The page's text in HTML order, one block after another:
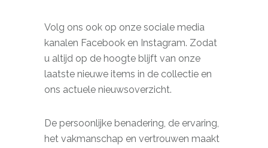
Volg ons ook op onze sociale media
kanalen Facebook en Instagram. Zodat
u altijd op de hoogte blijft van onze
laatste nieuwe items in de collectie en
ons actuele nieuwsoverzicht.
De persoonlijke benadering, de ervaring,
het vakmanschap en vertrouwen maakt